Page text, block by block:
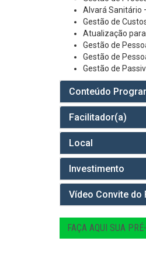
Alvará Sanitário
Gestão de
Atualização
Gestão de
Gestão de
Gestão de
Conteúdo
Facilitador(a)
Local
Investimento
Vídeo Convite do
FAÇA AQUI SUA